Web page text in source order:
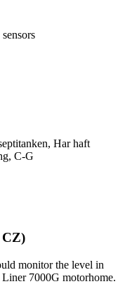
Har haft
C-G
CZ)
monitor the level in
7000G motorhome.